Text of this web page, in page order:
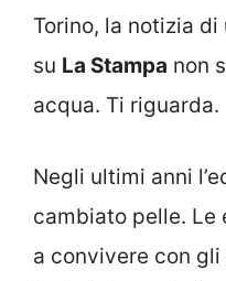
Torino, la notizia
su La Stampa non
acqua. Ti riguarda.
Negli ultimi anni
cambiato pelle. Le
a convivere con